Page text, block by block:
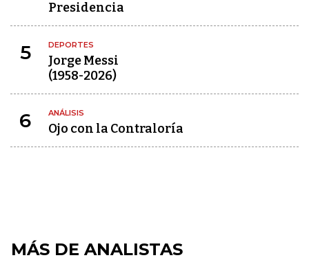
Presidencia
5 DEPORTES
Jorge Messi
(1958-2026)
6 ANÁLISIS
Ojo con la Contraloría
MÁS DE ANALISTAS